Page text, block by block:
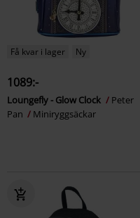
Få kvar i lager Ny
1089:-
Loungefly - Glow Clock
Peter
Pan
Miniryggsäckar